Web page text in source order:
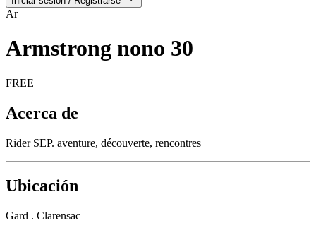
Ar
Armstrong nono 30
FREE
Acerca de
Rider SEP. aventure, découverte, rencontres
Ubicación
Gard . Clarensac